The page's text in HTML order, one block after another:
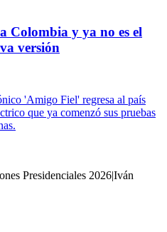
Colombia y ya no es el
versión
'Amigo Fiel' regresa al país
que ya comenzó sus pruebas
Presidenciales 2026|Iván